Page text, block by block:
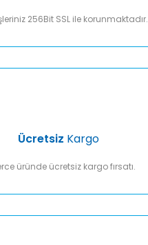
256Bit SSL ile korunmaktadır.
Ücretsiz Kargo
üründe ücretsiz kargo fırsatı.